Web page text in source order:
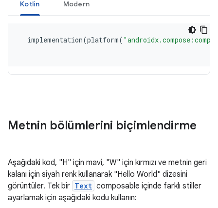
Metnin bölümlerini biçimlendirme
Aşağıdaki kod, "H" için mavi, "W" için kırmızı ve metnin geri
kalanı için siyah renk kullanarak "Hello World" dizesini
görüntüler. Tek bir Text composable içinde farklı stiller
ayarlamak için aşağıdaki kodu kullanın: